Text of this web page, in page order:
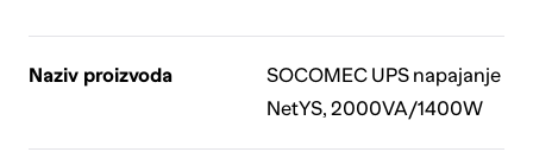
Naziv proizvoda
SOCOMEC UPS napajanje
NetYS, 2000VA/1400W